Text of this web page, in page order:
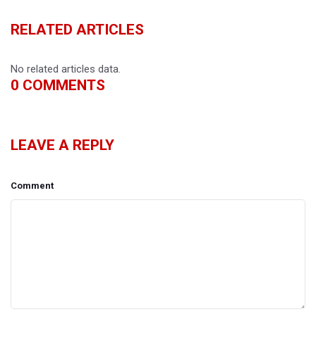
RELATED ARTICLES
No related articles data.
0 COMMENTS
LEAVE A REPLY
Comment